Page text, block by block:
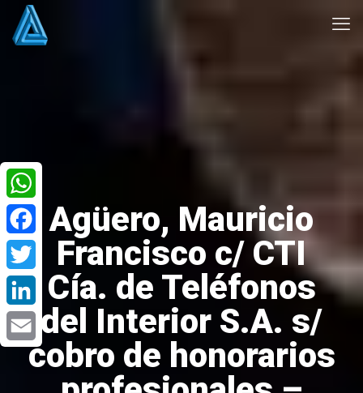
Agüero, Mauricio
Francisco c/ CTI
Cía. de Teléfonos
del Interior S.A. s/
cobro de honorarios
WhatsApp
Facebook
Twitter
LinkedIn
Email